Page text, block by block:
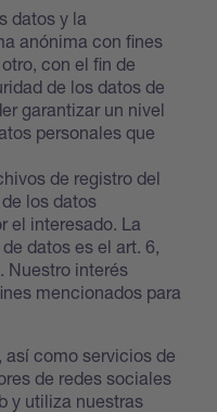
datos y la
anónima con fines
con el fin de
de los datos de
garantizar un nivel
personales que
de registro del
los datos
el interesado. La
datos es el art. 6,
Nuestro interés
mencionados para
como servicios de
de redes sociales
y utiliza nuestras